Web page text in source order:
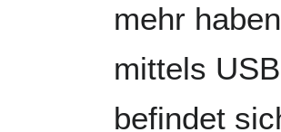
mehr
mittels
befindet